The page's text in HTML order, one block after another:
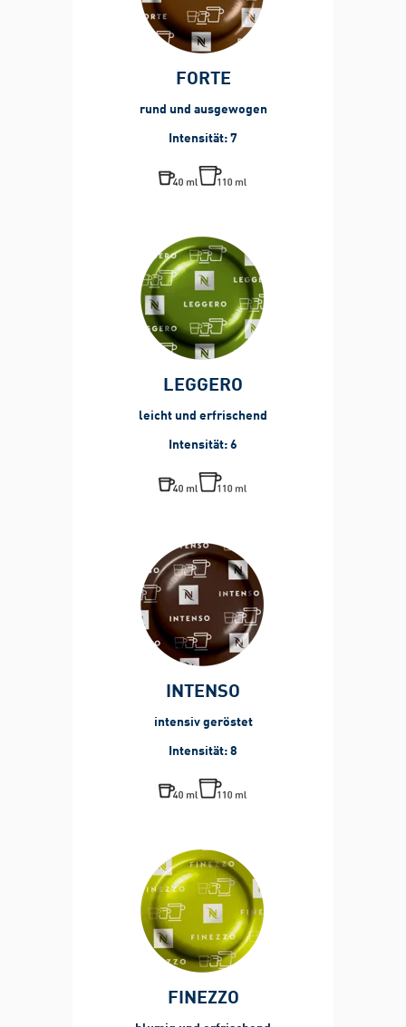
FORTE
rund und ausgewogen
Intensität: 7
LEGGERO
leicht und erfrischend
Intensität: 6
INTENSO
intensiv geröstet
Intensität: 8
FINEZZO